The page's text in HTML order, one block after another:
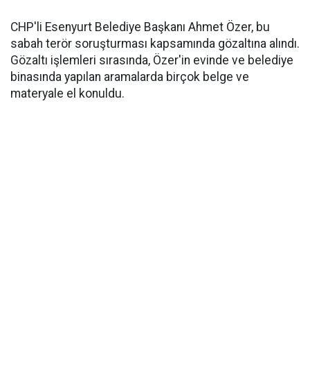
CHP'li Esenyurt Belediye Başkanı Ahmet Özer, bu
sabah terör soruşturması kapsamında gözaltına alındı.
Gözaltı işlemleri sırasında, Özer'in evinde ve belediye
binasında yapılan aramalarda birçok belge ve
materyale el konuldu.